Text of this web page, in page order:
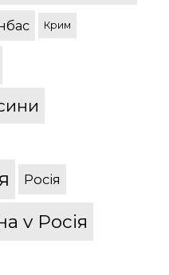
Крим
Росія
v Росія